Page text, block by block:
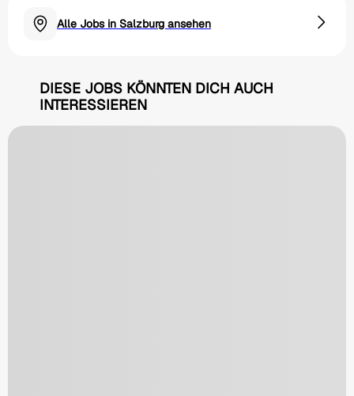
Alle Jobs in Salzburg ansehen
DIESE JOBS KÖNNTEN DICH AUCH
INTERESSIEREN